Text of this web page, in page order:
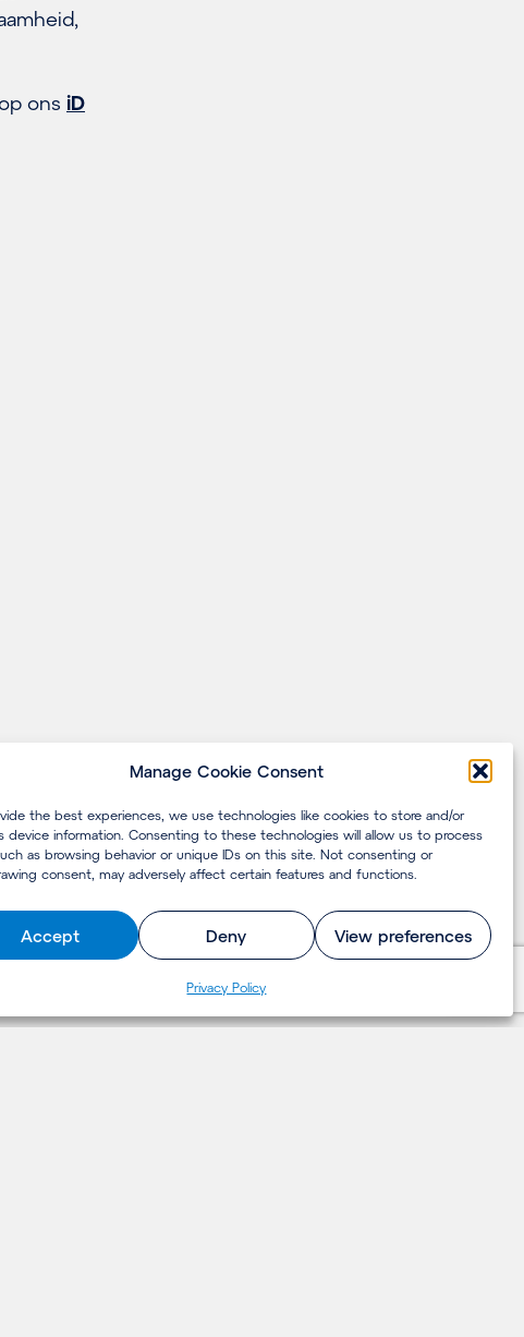
Manage Cookie Consent
the best experiences, we use technologies like cookies to store and/or
device information. Consenting to these technologies will allow us to process
as browsing behavior or unique IDs on this site. Not consenting or
consent, may adversely affect certain features and functions.
Accept Deny View preferences
Pri­va­cy Policy
ons iD